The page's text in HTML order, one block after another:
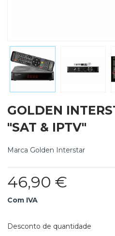
GOLDEN
"SAT & IPTV"
Marca Golden Interstar
46,90 €
Com IVA
Desconto de quantidade